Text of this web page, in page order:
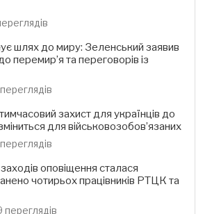
шлях до миру: Зеленський заявив
перемир’я та переговорів із
захист для українців до
для військовозобов’язаних
оповіщення сталася
чотирьох працівників РТЦК та
переглядів